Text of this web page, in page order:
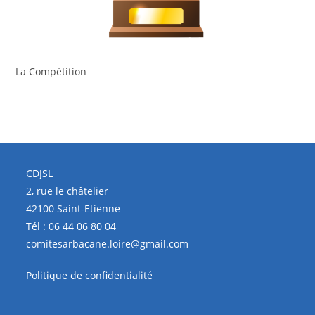
La Compétition
CDJSL
2, rue le châtelier
42100 Saint-Etienne
Tél :06 44 06 80 04
comitesarbacane.loire@gmail.com
Politique de confidentialité